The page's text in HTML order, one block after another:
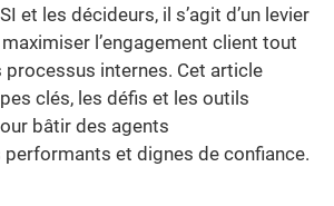
et les décideurs, il s’agit d’un levier
l’engagement client tout
internes. Cet article
clés, les défis et les outils
bâtir des agents
et dignes de confiance.